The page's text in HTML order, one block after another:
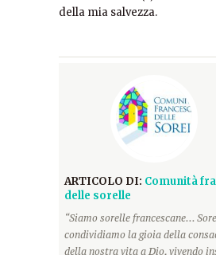
della mia salvezza.
ARTICOLO DI: Comunità
delle sorelle
“Siamo sorelle francescane...
condividiamo la gioia della
della nostra vita a Dio, vivendo